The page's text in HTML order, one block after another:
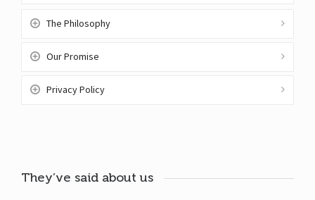
The Philosophy
Our Promise
Privacy Policy
They’ve said about us